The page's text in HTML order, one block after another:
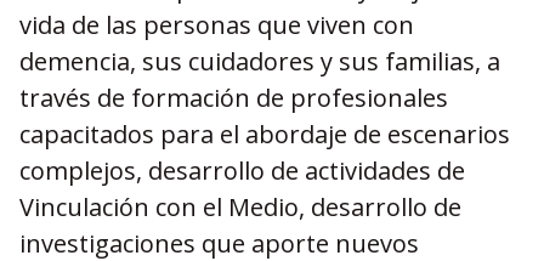
vida de las personas que viven con
demencia, sus cuidadores y sus familias, a
través de formación de profesionales
capacitados para el abordaje de escenarios
complejos, desarrollo de actividades de
Vinculación con el Medio, desarrollo de
investigaciones que aporte nuevos